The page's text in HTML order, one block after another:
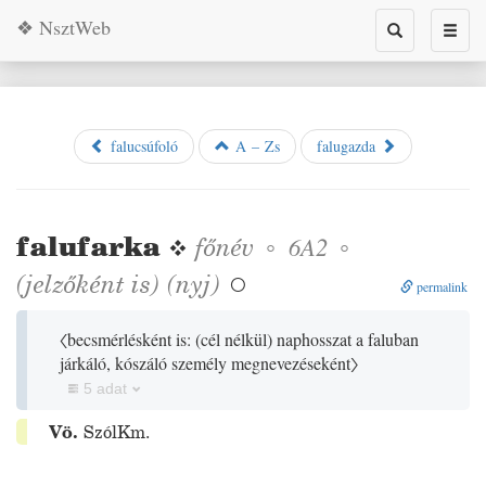
Toggle
search
❖ NsztWeb
falucsúfoló A – Zs falugazda
falufarka ❖ főnév ◦ 6A2 ◦
(jelzőként is) (nyj)  permalink
〈becsmérlésként is: (cél nélkül)naphosszat a faluban
járkáló, kószáló személy megnevezéseként〉
5 adat
Vö. SzólKm.